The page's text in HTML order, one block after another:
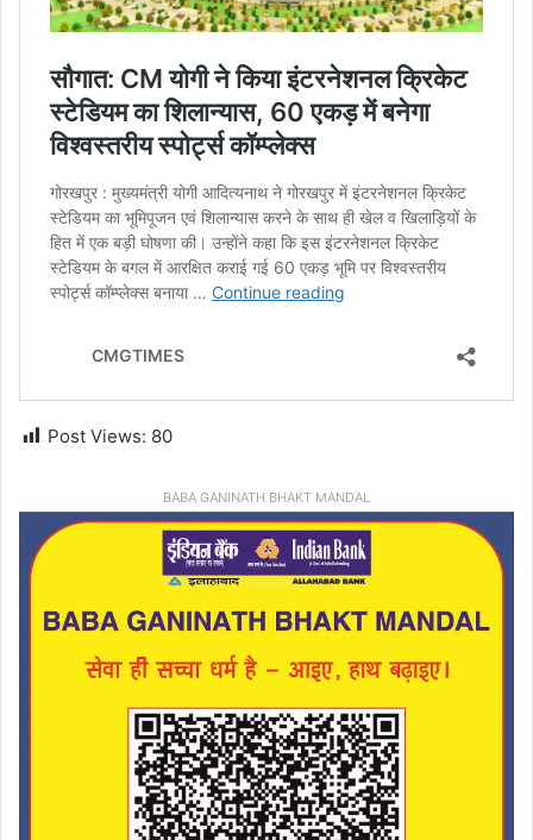
Post Views: 80
BABA GANINATH BHAKT MANDAL